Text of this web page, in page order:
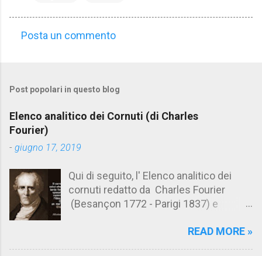
m
e
n
t
Posta un commento
Post popolari in questo blog
Elenco analitico dei Cornuti (di Charles
Fourier)
- giugno 17, 2019
Qui di seguito, l' Elenco analitico dei
cornuti redatto da Charles Fourier
(Besançon 1772 - Parigi 1837) e
Aforismario trovi anche una raccolta di
READ MORE »